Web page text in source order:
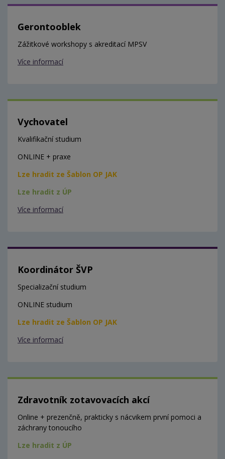
Gerontooblek
Zážitkové workshopy s akreditací MPSV
Více informací
Vychovatel
Kvalifikační studium
ONLINE + praxe
Lze hradit ze Šablon OP JAK
Lze hradit z ÚP
Více informací
Koordinátor ŠVP
Specializační studium
ONLINE studium
Lze hradit ze Šablon OP JAK
Více informací
Zdravotník zotavovacích akcí
Online + prezenčně, prakticky s nácvikem první pomoci a
záchrany tonoucího
Lze hradit z ÚP